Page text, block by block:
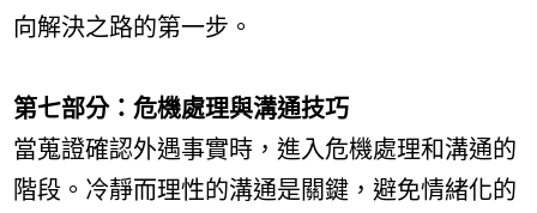
向解決之路的第一步。
第七部分：危機處理與溝通技巧
當蒐證確認外遇事實時，進入危機處理和溝通的
階段。冷靜而理性的溝通是關鍵，避免情緒化的